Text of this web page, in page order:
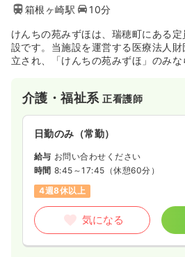
箱根ヶ崎駅
10分
けんちの苑みずほは、瑞穂町にある
設です。当施設を運営する医療法人
立され、「けんちの苑みずほ」のみ
介護・福祉系正看護師
日勤のみ（常勤）
給与 お問い合わせください
時間 8:45～17:45 （休憩60分）
4週8休以上
気になる